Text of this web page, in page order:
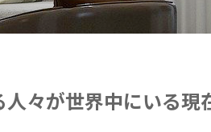
々が世界中にいる現